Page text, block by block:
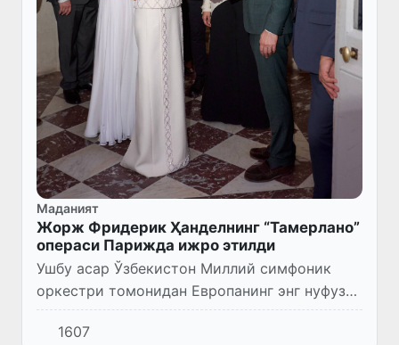
Маданият
Жорж Фридерик Ҳанделнинг “Тамерлано”
операси Парижда ижро этилди
Ушбу асар Ўзбекистон Миллий симфоник
оркестри томонидан Европанинг энг нуфузли
саҳналаридан бири — Версал саройининг
Қироллик операсида ижро этилди.
1607